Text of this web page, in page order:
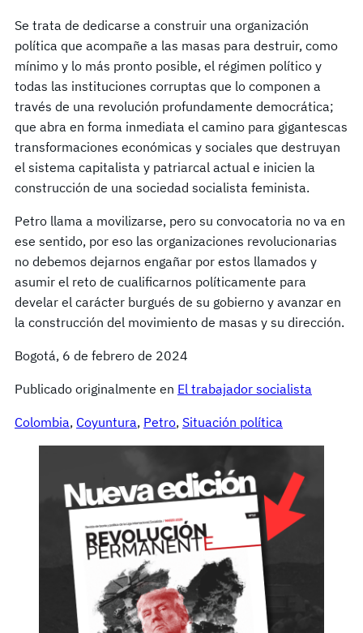
Se trata de dedicarse a construir una organización
política que acompañe a las masas para destruir, como
mínimo y lo más pronto posible, el régimen político y
todas las instituciones corruptas que lo componen a
través de una revolución profundamente democrática;
que abra en forma inmediata el camino para gigantescas
transformaciones económicas y sociales que destruyan
el sistema capitalista y patriarcal actual e inicien la
construcción de una sociedad socialista feminista.
Petro llama a movilizarse, pero su convocatoria no va en
ese sentido, por eso las organizaciones revolucionarias
no debemos dejarnos engañar por estos llamados y
asumir el reto de cualificarnos políticamente para
develar el carácter burgués de su gobierno y avanzar en
la construcción del movimiento de masas y su dirección.
Bogotá, 6 de febrero de 2024
Publicado originalmente en El trabajador socialista
Colombia, Coyuntura, Petro, Situación política